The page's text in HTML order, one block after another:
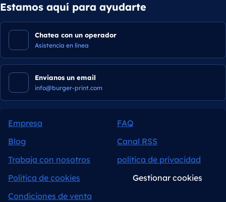
Estamos aquí para ayudarte
Chatea con un operador
Asistencia en línea
Envianos un email
info@burger-print.com
Empresa
FAQ
Blog
Canal RSS
Trabaja con nosotros
política de privacidad
Política de cookies
Gestionar cookies
Condiciones de venta